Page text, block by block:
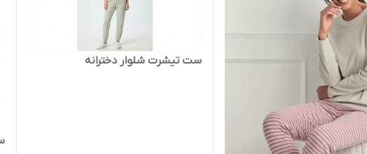
ست تیشرت شلوار دخترانه